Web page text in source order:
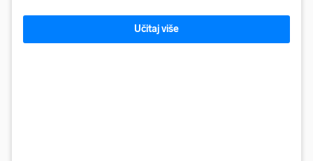
Učitaj više